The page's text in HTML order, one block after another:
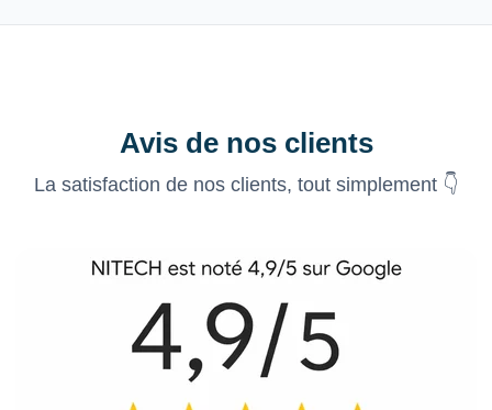
Avis de nos clients
La satisfaction de nos clients, tout simplement 👇